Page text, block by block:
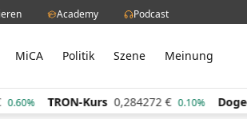
Academy Podcast
MiCA Politik Szene Meinung
Kurs 0,284272 € 0.10% Dogecoin-Kurs